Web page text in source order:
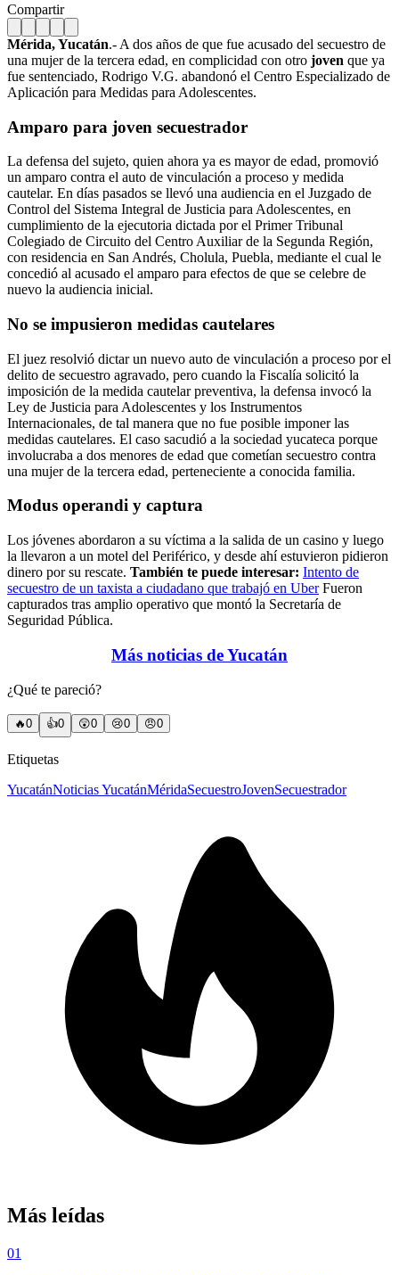
Compartir
Mérida, Yucatán.- A dos años de que fue acusado del secuestro de
una mujer de la tercera edad, en complicidad con otro joven que ya
fue sentenciado, Rodrigo V.G. abandonó el Centro Especializado de
Aplicación para Medidas para Adolescentes.
Amparo para joven secuestrador
La defensa del sujeto, quien ahora ya es mayor de edad, promovió
un amparo contra el auto de vinculación a proceso y medida
cautelar. En días pasados se llevó una audiencia en el Juzgado de
Control del Sistema Integral de Justicia para Adolescentes, en
cumplimiento de la ejecutoria dictada por el Primer Tribunal
Colegiado de Circuito del Centro Auxiliar de la Segunda Región,
con residencia en San Andrés, Cholula, Puebla, mediante el cual le
concedió al acusado el amparo para efectos de que se celebre de
nuevo la audiencia inicial.
No se impusieron medidas cautelares
El juez resolvió dictar un nuevo auto de vinculación a proceso por el
delito de secuestro agravado, pero cuando la Fiscalía solicitó la
imposición de la medida cautelar preventiva, la defensa invocó la
Ley de Justicia para Adolescentes y los Instrumentos
Internacionales, de tal manera que no fue posible imponer las
medidas cautelares. El caso sacudió a la sociedad yucateca porque
involucraba a dos menores de edad que cometían secuestro contra
una mujer de la tercera edad, perteneciente a conocida familia.
Modus operandi y captura
Los jóvenes abordaron a su víctima a la salida de un casino y luego
la llevaron a un motel del Periférico, y desde ahí estuvieron pidieron
dinero por su rescate. También te puede interesar: Intento de
secuestro de un taxista a ciudadano que trabajó en UberFueron
capturados tras amplio operativo que montó la Secretaría de
Seguridad Pública.
Más noticias de Yucatán
¿Qué te pareció?
🔥0 👍0 😲0 😢0 😠0
Etiquetas
YucatánNoticias YucatánMéridaSecuestroJovenSecuestrador
Más leídas
01